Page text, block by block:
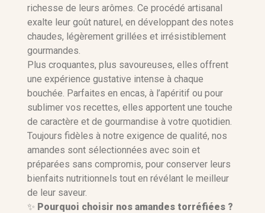
richesse de leurs arômes. Ce procédé artisanal
exalte leur goût naturel, en développant des notes
chaudes, légèrement grillées et irrésistiblement
gourmandes.
Plus croquantes, plus savoureuses, elles offrent
une expérience gustative intense à chaque
bouchée. Parfaites en encas, à l’apéritif ou pour
sublimer vos recettes, elles apportent une touche
de caractère et de gourmandise à votre quotidien.
Toujours fidèles à notre exigence de qualité, nos
amandes sont sélectionnées avec soin et
préparées sans compromis, pour conserver leurs
bienfaits nutritionnels tout en révélant le meilleur
de leur saveur.
✨ Pourquoi choisir nos amandes torréfiées ?